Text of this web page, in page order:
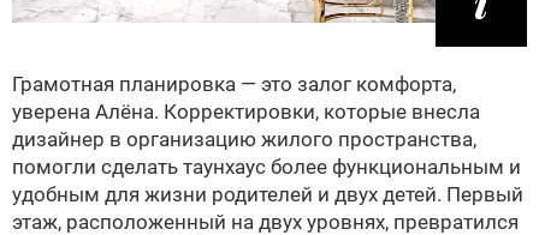
Грамотная планировка — это залог комфорта,
уверена Алёна. Корректировки, которые внесла
дизайнер в организацию жилого пространства,
помогли сделать таунхаус более функциональным и
удобным для жизни родителей и двух детей. Первый
этаж, расположенный на двух уровнях, превратился